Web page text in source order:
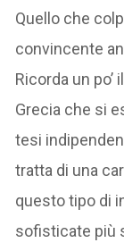
Quello che
convincente
Ricorda un
Grecia che si
tesi
tratta di una
questo tipo di
sofisticate più